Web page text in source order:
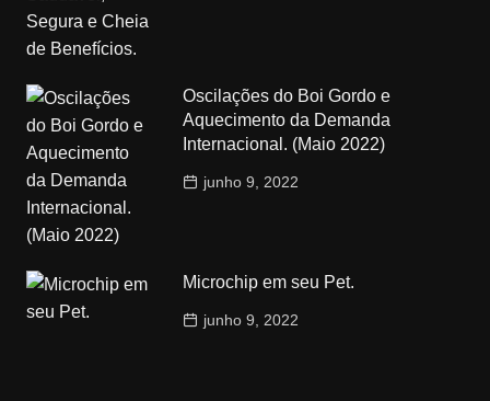
Oscilações do Boi Gordo e
Aquecimento da Demanda
Internacional. (Maio 2022)
junho 9, 2022
Microchip em seu Pet.
junho 9, 2022